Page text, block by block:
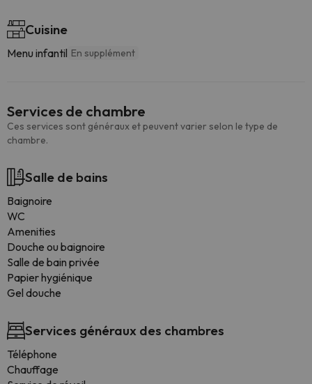
Cuisine
Menu infantil En supplément
Services de chambre
Ces services sont généraux et peuvent varier selon le type de
chambre.
Salle de bains
Baignoire
WC
Amenities
Douche ou baignoire
Salle de bain privée
Papier hygiénique
Gel douche
Services généraux des chambres
Téléphone
Chauffage